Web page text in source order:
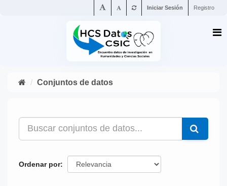
Iniciar Sesión Registro
Conjuntos de datos
Ordenar por